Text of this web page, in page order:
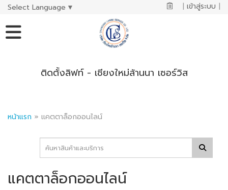
Select Language ▼ | เข้าสู่ระบบ |
ติดตั้งลิฟท์ - เชียงใหม่ล้านนา เซอร์วิส
หน้าแรก » แคตตาล็อกออนไลน์
แคตตาล็อกออนไลน์